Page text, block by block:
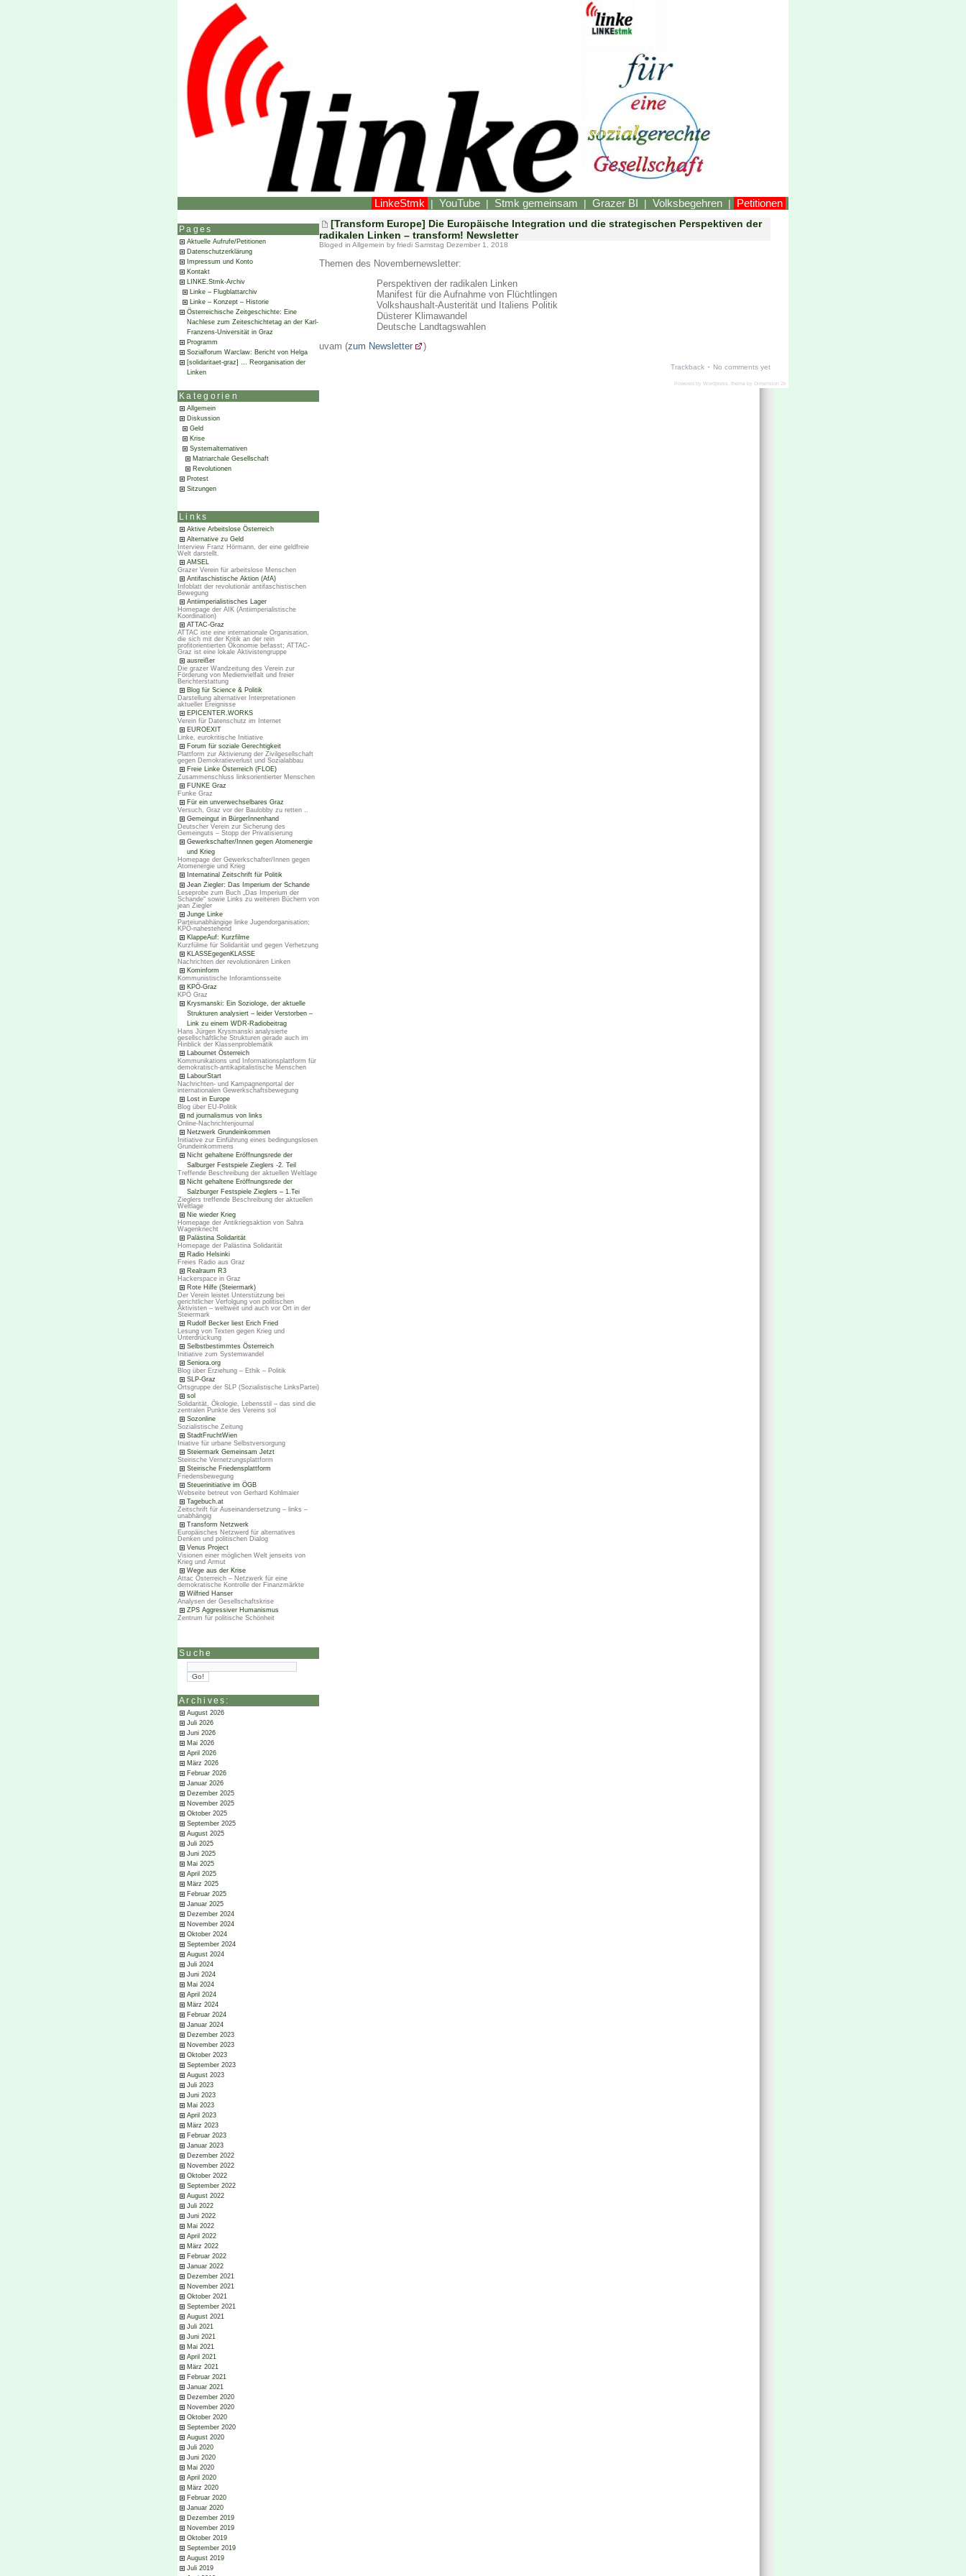
LinkeStmk | YouTube | Stmk gemeinsam | Grazer BI | Volksbegehren | Petitionen
Pages
Aktuelle Aufrufe/Petitionen
Datenschutzerklärung
Impressum und Konto
Kontakt
LINKE.Stmk-Archiv
Linke – Flugblattarchiv
Linke – Konzept – Historie
Österreichische Zeitgeschichte: Eine
Nachlese zum Zeiteschichtetag an der Karl-
Franzens-Universität in Graz
Programm
Sozialforum Warclaw: Bericht von Helga
[solidaritaet-graz] … Reorganisation der
Linken
Kategorien
Allgemein
Diskussion
Geld
Krise
Systemalternativen
Matriarchale Gesellschaft
Revolutionen
Protest
Sitzungen
Links
Aktive Arbeitslose Österreich
Alternative zu Geld
Interview Franz Hörmann, der eine geldfreie
Welt darstellt.
AMSEL
Grazer Verein für arbeitslose Menschen
Antifaschistische Aktion (AfA)
Infoblatt der revolutionär antifaschistischen
Bewegung
Antiimperialistisches Lager
Homepage der AIK (Antiimperialistische
Koordination)
ATTAC-Graz
ATTAC iste eine internationale Organisation,
die sich mit der Kritik an der rein
profitorientierten Ökonomie befasst; ATTAC-
Graz ist eine lokale Aktivistengruppe
ausreißer
Die grazer Wandzeitung des Verein zur
Förderung von Medienvielfalt und freier
Berichterstattung
Blog für Science & Politik
Darstellung alternativer Interpretationen
aktueller Ereignisse
EPICENTER.WORKS
Verein für Datenschutz im Internet
EUROEXIT
Linke, eurokritische Initiative
Forum für soziale Gerechtigkeit
Plattform zur Aktivierung der Zivilgesellschaft
gegen Demokratieverlust und Sozialabbau
Freie Linke Österreich (FLOE)
Zusammenschluss linksorientierter Menschen
FUNKE Graz
Funke Graz
Für ein unverwechselbares Graz
Versuch, Graz vor der Baulobby zu retten ..
Gemeingut in BürgerInnenhand
Deutscher Verein zur Sicherung des
Gemeinguts – Stopp der Privatisierung
Gewerkschafter/Innen gegen Atomenergie
und Krieg
Homepage der Gewerkschafter/Innen gegen
Atomenergie und Krieg
Internatinal Zeitschrift für Politik
Jean Ziegler: Das Imperium der Schande
Leseprobe zum Buch „Das Imperium der
Schande“ sowie Links zu weiteren Büchern von
jean Ziegler
Junge Linke
Parteiunabhängige linke Jugendorganisation;
KPÖ-nahestehend
KlappeAuf: Kurzfilme
Kurzfülme für Solidarität und gegen Verhetzung
KLASSEgegenKLASSE
Nachrichten der revolutionären Linken
Kominform
Kommunistische Inforamtionsseite
KPÖ-Graz
KPÖ Graz
Krysmanski: Ein Soziologe, der aktuelle
Strukturen analysiert – leider Verstorben –
Link zu einem WDR-Radiobeitrag
Hans Jürgen Krysmanski analysierte
gesellschaftliche Strukturen gerade auch im
Hinblick der Klassenproblematik
Labournet Österreich
Kommunikations und Informationsplattform für
demokratisch-antikapitalistische Menschen
LabourStart
Nachrichten- und Kampagnenportal der
internationalen Gewerkschaftsbewegung
Lost in Europe
Blog über EU-Politik
nd journalismus von links
Online-Nachrichtenjournal
Netzwerk Grundeinkommen
Initiative zur Einführung eines bedingungslosen
Grundeinkommens
Nicht gehaltene Eröffnungsrede der
Salburger Festspiele Zieglers -2. Teil
Treffende Beschreibung der aktuellen Weltlage
Nicht gehaltene Eröffnungsrede der
Salzburger Festspiele Zieglers – 1.Tei
Zieglers treffende Beschreibung der aktuellen
Weltlage
Nie wieder Krieg
Homepage der Antikriegsaktion von Sahra
Wagenknecht
Palästina Solidarität
Homepage der Palästina Solidarität
Radio Helsinki
Freies Radio aus Graz
Realraum R3
Hackerspace in Graz
Rote Hilfe (Steiermark)
Der Verein leistet Unterstützung bei
gerichtlicher Verfolgung von politischen
Aktivisten – weltweit und auch vor Ort in der
Steiermark
Rudolf Becker liest Erich Fried
Lesung von Texten gegen Krieg und
Unterdrückung
Selbstbestimmtes Österreich
Initiative zum Systemwandel
Seniora.org
Blog über Erziehung – Ethik – Politik
SLP-Graz
Ortsgruppe der SLP (Sozialistische LinksPartei)
sol
Solidarität, Ökologie, Lebensstil – das sind die
zentralen Punkte des Vereins sol
Sozonline
Sozialistische Zeitung
StadtFruchtWien
Iniative für urbane Selbstversorgung
Steiermark Gemeinsam Jetzt
Steirische Vernetzungsplattform
Steirische Friedensplattform
Friedensbewegung
Steuerinitiative im ÖGB
Webseite betreut von Gerhard Kohlmaier
Tagebuch.at
Zeitschrift für Auseinandersetzung – links –
unabhängig
Transform Netzwerk
Europäisches Netzwerd für alternatives
Denken und politischen Dialog
Venus Project
Visionen einer möglichen Welt jenseits von
Krieg und Armut
Wege aus der Krise
Attac Österreich – Netzwerk für eine
demokratische Kontrolle der Finanzmärkte
Wilfried Hanser
Analysen der Gesellschaftskrise
ZPS Aggressiver Humanismus
Zentrum für politische Schönheit
Suche
Archives:
August 2026
Juli 2026
Juni 2026
Mai 2026
April 2026
März 2026
Februar 2026
Januar 2026
Dezember 2025
November 2025
Oktober 2025
September 2025
August 2025
Juli 2025
Juni 2025
Mai 2025
April 2025
März 2025
Februar 2025
Januar 2025
Dezember 2024
November 2024
Oktober 2024
September 2024
August 2024
Juli 2024
Juni 2024
Mai 2024
April 2024
März 2024
Februar 2024
Januar 2024
Dezember 2023
November 2023
Oktober 2023
September 2023
August 2023
Juli 2023
Juni 2023
Mai 2023
April 2023
März 2023
Februar 2023
Januar 2023
Dezember 2022
November 2022
Oktober 2022
September 2022
August 2022
Juli 2022
Juni 2022
Mai 2022
April 2022
März 2022
Februar 2022
Januar 2022
Dezember 2021
November 2021
Oktober 2021
September 2021
August 2021
Juli 2021
Juni 2021
Mai 2021
April 2021
März 2021
Februar 2021
Januar 2021
Dezember 2020
November 2020
Oktober 2020
September 2020
August 2020
Juli 2020
Juni 2020
Mai 2020
April 2020
März 2020
Februar 2020
Januar 2020
Dezember 2019
November 2019
Oktober 2019
September 2019
August 2019
Juli 2019
[Transform Europe] Die Europäische Integration und die strategischen Perspektiven der
radikalen Linken – transform! Newsletter
Bloged in Allgemein by friedi Samstag Dezember 1, 2018
Themen des Novembernewsletter:
Perspektiven der radikalen Linken
Manifest für die Aufnahme von Flüchtlingen
Volkshaushalt-Austerität und Italiens Politik
Düsterer Klimawandel
Deutsche Landtagswahlen
uvam (zum Newsletter )
Trackback · No comments yet
Powered by Wordpress , theme by Dimension 2k